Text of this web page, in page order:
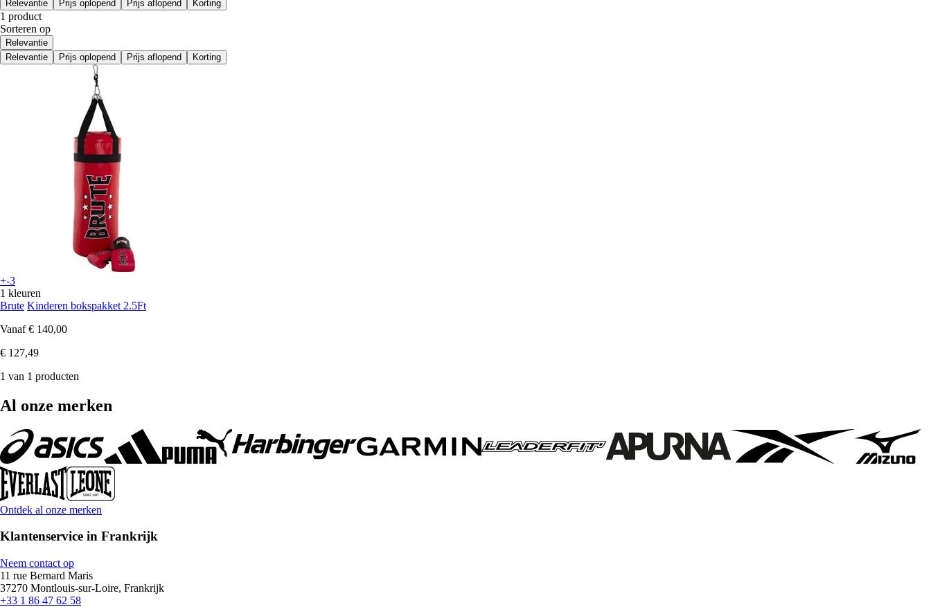
Relevantie
Prijs oplopend Prijs aflopend Korting
1 product
Sorteren op
Relevantie
Relevantie
Prijs oplopend Prijs aflopend Korting
+-3
1 kleuren
Brute Kinderen bokspakket 2.5Ft
Vanaf € 140,00
€ 127,49
1 van 1 producten
Al onze merken
Ontdek al onze merken
Klantenservice in Frankrijk
Neem contact op
11 rue Bernard Maris
37270 Montlouis-sur-Loire, Frankrijk
+33 1 86 47 62 58